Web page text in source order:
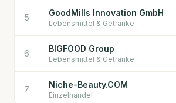
5 GoodMills Innovation GmbH
Lebensmittel & Getränke
6 BIGFOOD Group
Lebensmittel & Getränke
7 Niche-Beauty.COM
Einzelhandel